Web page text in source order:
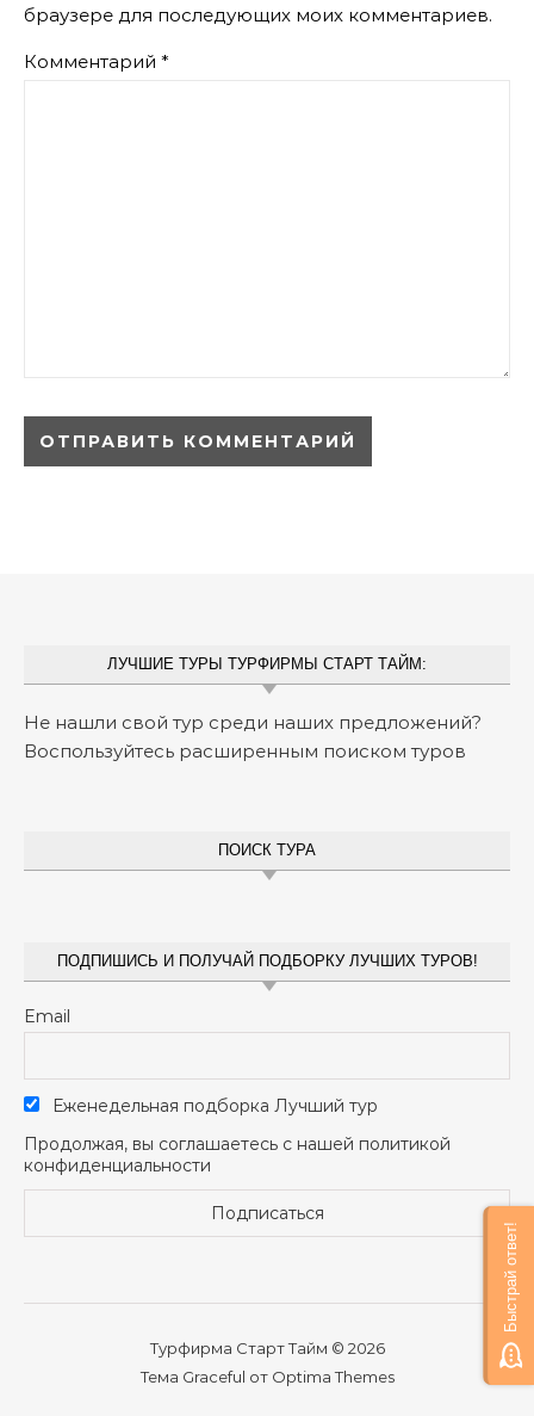
браузере для последующих моих комментариев.
Комментарий *
ЛУЧШИЕ ТУРЫ ТУРФИРМЫ СТАРТ ТАЙМ:
Не нашли свой тур среди наших предложений?
Воспользуйтесь расширенным поиском туров
ПОИСК ТУРА
ПОДПИШИСЬ И ПОЛУЧАЙ ПОДБОРКУ ЛУЧШИХ ТУРОВ!
Email
Еженедельная подборка Лучший тур
Продолжая, вы соглашаетесь с нашей политикой
конфиденциальности
Турфирма Старт Тайм © 2026
Тема Graceful от Optima Themes
Быстрай ответ!